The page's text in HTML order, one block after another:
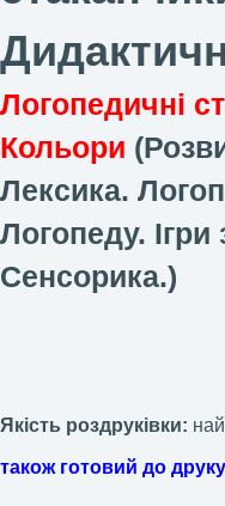
Логопедичні
Кольори
Лексика.
Логопеду. Ігри
Сенсорика.)
Якість роздруківки:
також готовий до